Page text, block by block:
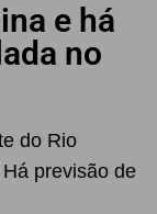
e há
no
do Rio
previsão de